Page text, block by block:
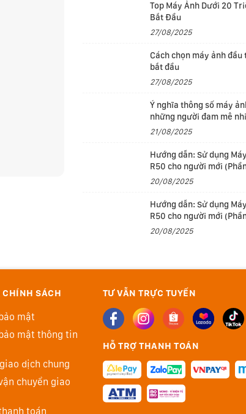
Top Máy Ảnh Dưới 20
Bắt Đầu
27/08/2025
Cách chọn máy ảnh
bắt đầu
27/08/2025
Ý nghĩa thông số máy
những người đam mê
21/08/2025
Hướng dẫn: Sử dụng
R50 cho người mới
20/08/2025
Hướng dẫn: Sử dụng
R50 cho người mới
20/08/2025
SÁCH
mật
mật thông tin
dịch chung
chuyển giao
toán
TƯ VẪN TRỰC TUYẾN
HỖ TRỢ THANH TOÁN